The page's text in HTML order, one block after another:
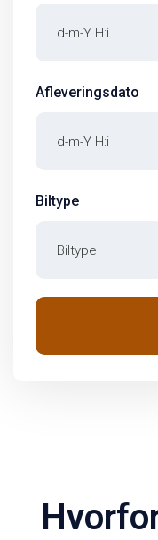
Afleveringsdato
Biltype